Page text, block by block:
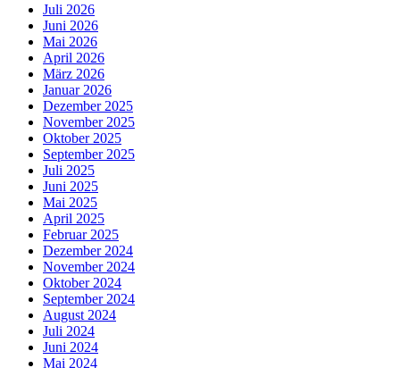
Juli 2026
Juni 2026
Mai 2026
April 2026
März 2026
Januar 2026
Dezember 2025
November 2025
Oktober 2025
September 2025
Juli 2025
Juni 2025
Mai 2025
April 2025
Februar 2025
Dezember 2024
November 2024
Oktober 2024
September 2024
August 2024
Juli 2024
Juni 2024
Mai 2024